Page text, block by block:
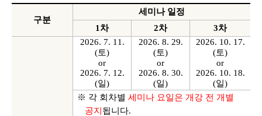
구분
세미나 일정
1 차 2차 3차
2026. 7. 11.
(토)
or
2026. 7. 12.
(일)
2026. 8. 29.
(토)
or
2026. 8. 30.
(일)
2026. 10. 17.
(토)
or
2026. 10. 18.
(일)
※ 각 회차별 세미나 요일은 개강 전 개별
공지 됩니다.